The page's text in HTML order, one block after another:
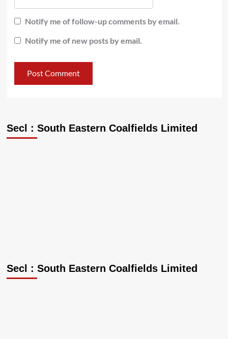
Notify me of follow-up comments by email.
Notify me of new posts by email.
Secl : South Eastern Coalfields Limited
Secl : South Eastern Coalfields Limited